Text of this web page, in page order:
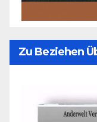
Zu Beziehen